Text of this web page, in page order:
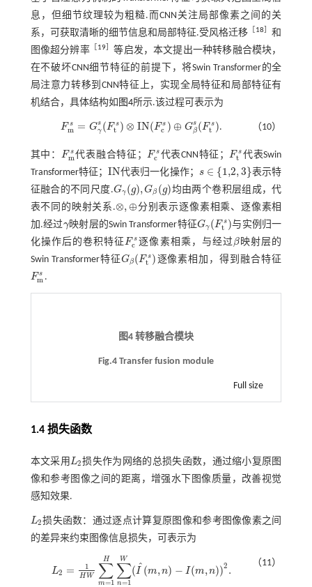
息，但细节纹理较为粗糙.而CNN关注局部像素之间的关
系，可获取清晰的细节信息和局部特征.受风格迁移
18 ］和
图像超分辨率［ 19］等启发，本文提出一种转移融合模块，
在不破坏CNN细节特征的前提下，将Swin Transformer的全
局注意力转移到CNN特征上，实现全局特征和局部特征有
机结合，具体结构如 图4所示.该过程可表示为
F s
m = Gs
γ (F s
t ) ⊗ IN(F s
c ) ⊕ Gs
β (F s
t )
Fms =G γs(Fts) ⊗I N(F cs)⊕Gβs (Ft s) . （10）
其中： F s
m
Fms代表融合特征； F s
c
Fcs 代表CNN特征；F s
t
Fts 代表Swin
Transformer特征； IN
IN 代表归一化操作； s ∈ {1,2,3}
s∈{ 1,2,3}
表示特
征融合的不同尺度.Gγ (g),Gβ (g)
Gγ(g),Gβ(g)
均由两个卷积层组成，代
表不同的映射关系.⊗, ⊕
⊗, ⊕分别表示逐像素相乘、逐像素相
加.经过γ
γ映射层的Swin Transformer特征Gγ (F s
t )
Gγ(Fts)
与实例归一
化操作后的卷积特征F s
c
Fcs 逐像素相乘，与经过 β
β 映射层的
Swin Transformer特征Gβ (F s
t )
Gβ(Fts) 逐像素相加，得到融合特征
F s
m
Fms.
图4 转移融合模块
Fig.4 Transfer fusion module
Full size
1.4 损失函数
本文采用L2
L2 损失作为网络的总损失函数，通过缩小复原图
像和参考图像之间的距离，增强水下图像质量，改善视觉
感知效果.
L2
L2 损失函数：通过逐点计算复原图像和参考图像像素之间
的差异来约束图像信息损失，可表示为
L2 = 1
H W ∑
m=1
H ∑
n=1
W
( Iˆ(m, n) − I(m, n))2 .
L2= 1H W∑m =1 n 1W (I^(m,n) -I(m ,n))2.
（11）